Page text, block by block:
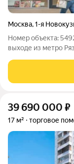
Москва,1-я
Номер объекта:
выходе из метро
расположено на 1-
Интенсивный
39 690 000 ₽
17 м² торговое